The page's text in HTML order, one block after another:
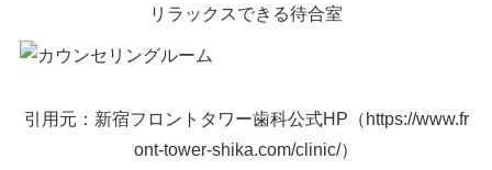
リラックスできる待合室
引用元：新宿フロントタワー歯科公式HP（https://www.fr
ont-tower-shika.com/clinic/）